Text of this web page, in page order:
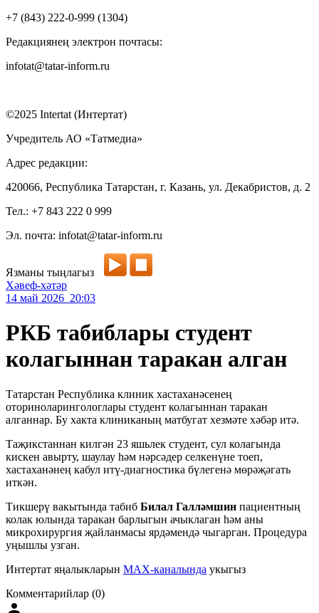
+7 (843) 222-0-999 (1304)
Редакциянең электрон почтасы:
infotat@tatar-inform.ru
©2025 Intertat (Интертат)
Учредитель АО «Татмедиа»
Адрес редакции:
420066, Республика Татарстан, г. Казань, ул. Декабристов, д. 2
Тел.: +7 843 222 0 999
Эл. почта: infotat@tatar-inform.ru
Язманы тыңлагыз
Хәвеф-хәтәр
14 май 2026 20:03
РКБ табиблары студент
колагыннан таракан алган
Татарстан Республика клиник хастаханәсенең
оториноларингологлары студент колагыннан таракан
алганнар. Бу хакта клиниканың матбугат хезмәте хәбәр итә.
Таҗикстаннан килгән 23 яшьлек студент, сул колагында
кискен авырту, шаулау һәм нәрсәдер селкенүне тоеп,
хастаханәнең кабул итү-диагностика бүлегенә мөрәҗәгать
иткән.
Тикшерү вакытында табиб Билал Галләмшин пациентның
колак юлында таракан барлыгын ачыклаган һәм аны
микрохирургия җайланмасы ярдәмендә чыгарган. Процедура
уңышлы узган.
Интертат яңалыкларын MAX-каналында укыгыз
Комментарийлар (0)